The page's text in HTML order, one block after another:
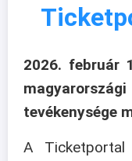
2026. február
tevékenysége
A Ticketportal